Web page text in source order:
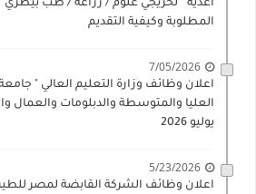
أغذية " لخريجي علوم / زراعة / طب بيطري
المطلوبة وكيفية التقديم
7/05/2026
اعلان وظائف وزارة التعليم العالي "
يوليو 2026
5/23/2026
اعلان وظائف الشركة القابضة لمصر